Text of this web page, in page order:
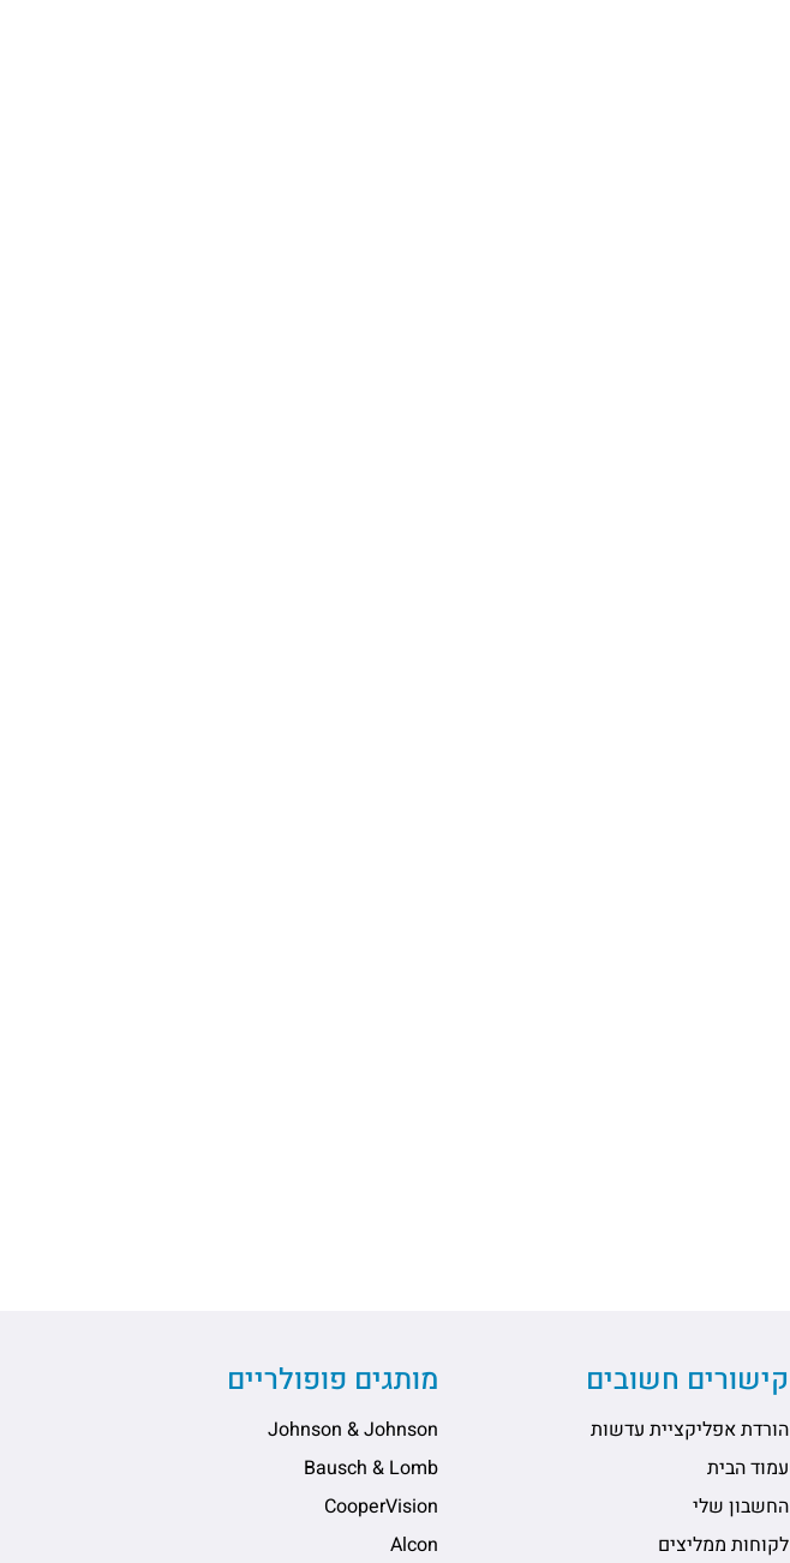
קישורים חשובים
הורדת אפליקציית עדשות
עמוד הבית
החשבון שלי
לקוחות ממליצים
מותגים פופולריים
Johnson & Johnson
Bausch & Lomb
CooperVision
Alcon